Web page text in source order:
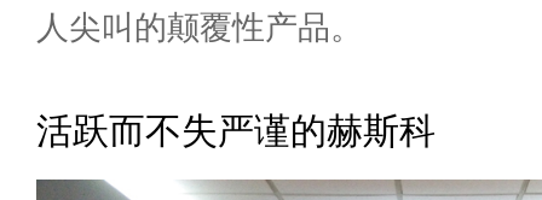
人尖叫的颠覆性产品。
活跃而不失严谨的赫斯科